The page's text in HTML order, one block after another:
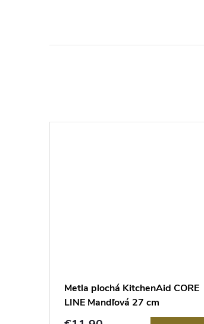
Metla plochá KitchenAid CORE
LINE Mandľová 27 cm